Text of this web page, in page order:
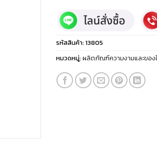
รหัสสินค้า:13805
หมวดหมู่:ผลิตภัณฑ์ความงามและของ